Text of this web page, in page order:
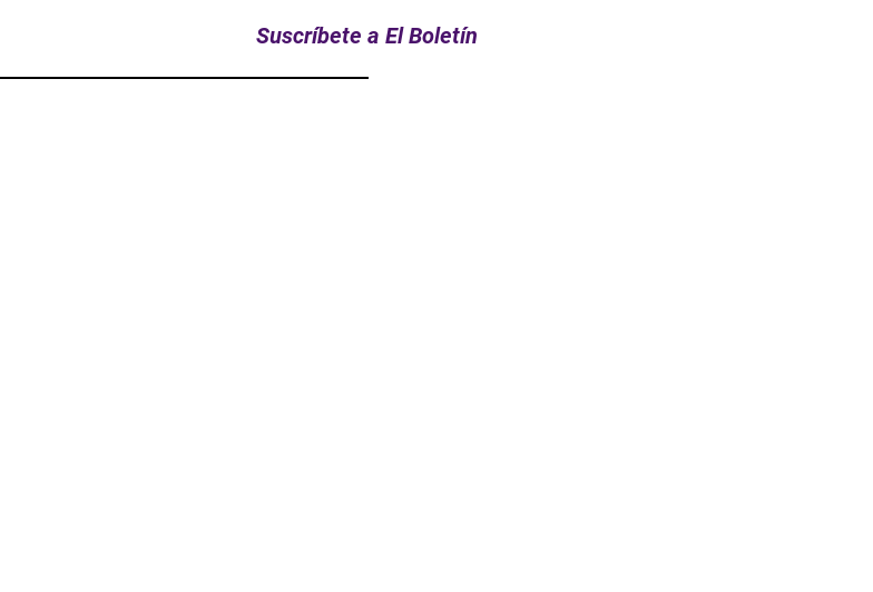
Suscríbete a El Boletín